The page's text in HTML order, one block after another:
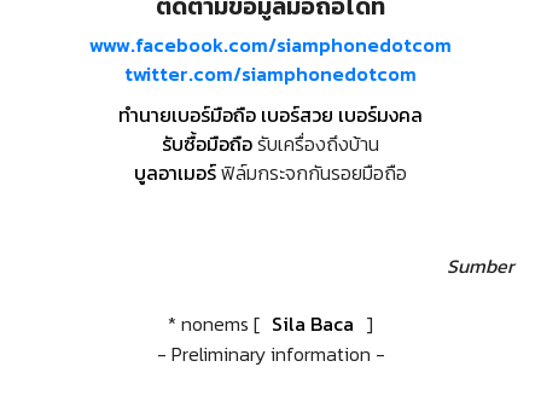
www.facebook.com/siamphonedotcom
twitter.com/siamphonedotcom
ทำนายเบอร์มือถือ เบอร์สวย เบอร์มงคล
รับซื้อมือถือรับเครื่องถึงบ้าน
บูลอาเมอร์ฟิล์มกระจกกันรอยมือถือ
Sumber
* nonems [ Sila Baca ]
- Preliminary information -